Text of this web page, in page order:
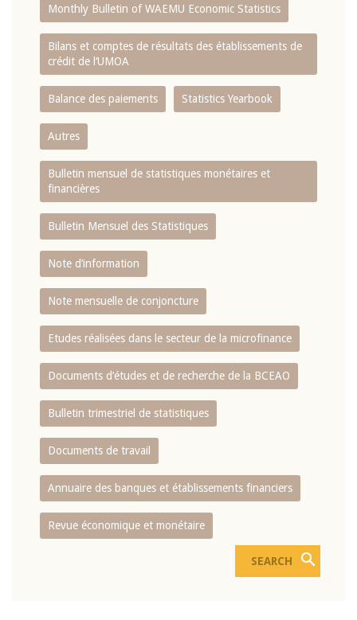
Monthly Bulletin of WAEMU Economic Statistics
Bilans et comptes de résultats des établissements de
crédit de l‘UMOA
Balance des paiements Statistics Yearbook
Autres
Bulletin mensuel de statistiques monétaires et
financières
Bulletin Mensuel des Statistiques
Note d’information
Note mensuelle de conjoncture
Etudes réalisées dans le secteur de la microfinance
Documents d’études et de recherche de la BCEAO
Bulletin trimestriel de statistiques
Documents de travail
Annuaire des banques et établissements financiers
Revue économique et monétaire